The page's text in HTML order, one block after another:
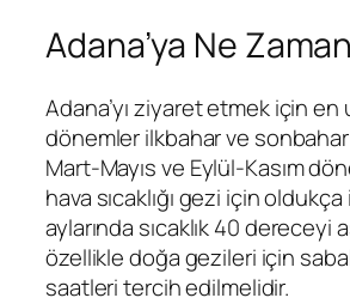
Adana’ya Ne
Adana’yı ziyaret etmek için en
dönemler ilkbahar ve sonbahar
Mart-Mayıs ve Eylül-Kasım
hava sıcaklığı gezi için
aylarında sıcaklık 40 dereceyi
özellikle doğa gezileri için
saatleri tercih edilmelidir.